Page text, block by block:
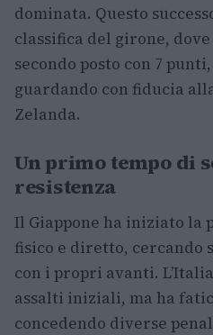
dominata. Questo
classifica del girone,
secondo posto con 7
guardando con fiducia
Zelanda.
Un primo tempo di
resistenza
Il Giappone ha iniziato la
fisico e diretto, cercando
con i propri avanti.
assalti iniziali, ma ha
concedendo diverse